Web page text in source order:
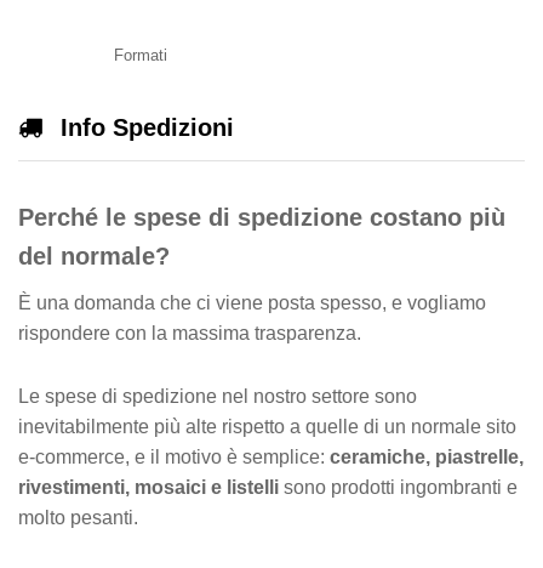
Formati
Info Spedizioni
Perché le spese di spedizione costano più
del normale?
È una domanda che ci viene posta spesso, e vogliamo
rispondere con la massima trasparenza.
Le spese di spedizione nel nostro settore sono
inevitabilmente più alte rispetto a quelle di un normale sito
e-commerce, e il motivo è semplice: ceramiche, piastrelle,
rivestimenti, mosaici e listelli sono prodotti ingombranti e
molto pesanti.